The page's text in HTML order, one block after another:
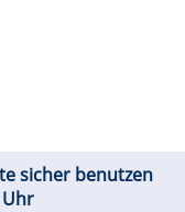
sicher benutzen
Uhr